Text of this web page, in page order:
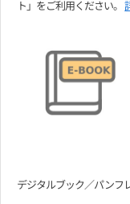
ト」をご利用ください。
デジタルブック／パンフ